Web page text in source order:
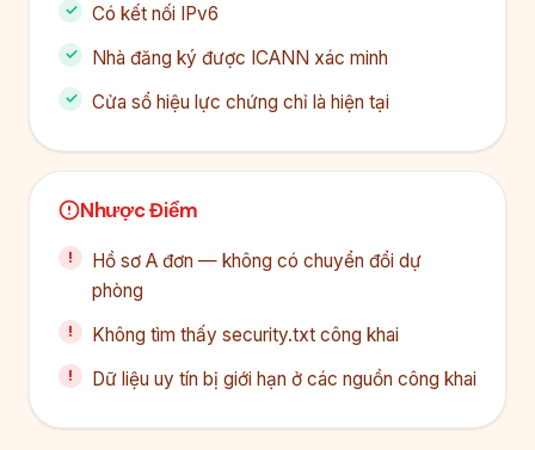
Có kết nối IPv6
Nhà đăng ký được ICANN xác minh
Cửa sổ hiệu lực chứng chỉ là hiện tại
Nhược Điểm
Hồ sơ A đơn — không có chuyển đổi dự
phòng
Không tìm thấy security.txt công khai
Dữ liệu uy tín bị giới hạn ở các nguồn công khai